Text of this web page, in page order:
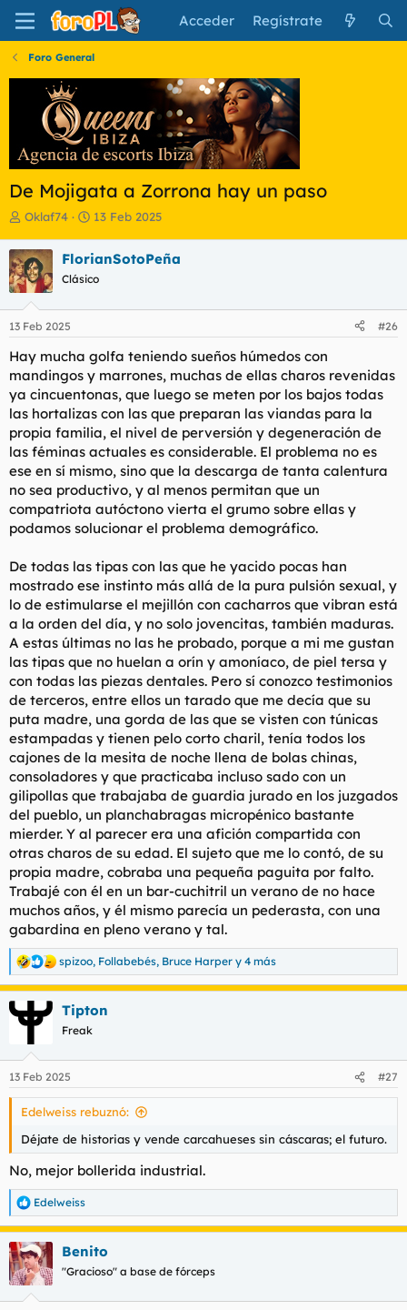
Acceder Regístrate
Foro General
De Mojigata a Zorrona hay un paso
I
i
c
i
a
d
o
d
e
l
t
e
m
a
Oklaf74
F
h
a
e
i
c
i
o
13 Feb 2025
FlorianSotoPeña
Clásico
13 Feb 2025 #26
Hay mucha golfa teniendo sueños húmedos con
mandingos y marrones, muchas de ellas charos revenidas
ya cincuentonas, que luego se meten por los bajos todas
las hortalizas con las que preparan las viandas para la
propia familia, el nivel de perversión y degeneración de
las féminas actuales es considerable. El problema no es
ese en sí mismo, sino que la descarga de tanta calentura
no sea productivo, y al menos permitan que un
compatriota autóctono vierta el grumo sobre ellas y
podamos solucionar el problema demográfico.
De todas las tipas con las que he yacido pocas han
mostrado ese instinto más allá de la pura pulsión sexual, y
lo de estimularse el mejillón con cacharros que vibran está
a la orden del día, y no solo jovencitas, también maduras.
A estas últimas no las he probado, porque a mi me gustan
las tipas que no huelan a orín y amoníaco, de piel tersa y
con todas las piezas dentales. Pero sí conozco testimonios
de terceros, entre ellos un tarado que me decía que su
puta madre, una gorda de las que se visten con túnicas
estampadas y tienen pelo corto charil, tenía todos los
cajones de la mesita de noche llena de bolas chinas,
consoladores y que practicaba incluso sado con un
gilipollas que trabajaba de guardia jurado en los juzgados
del pueblo, un planchabragas micropénico bastante
mierder. Y al parecer era una afición compartida con
otras charos de su edad. El sujeto que me lo contó, de su
propia madre, cobraba una pequeña paguita por falto.
Trabajé con él en un bar-cuchitril un verano de no hace
muchos años, y él mismo parecía un pederasta, con una
gabardina en pleno verano y tal.
R
e
a
c
c
e
s
spizoo, Follabebés, Bruce Harper y 4 más
Tipton
Freak
13 Feb 2025 #27
Edelweiss rebuznó:
Déjate de historias y vende carcahueses sin cáscaras; el futuro.
No, mejor bollerida industrial.
R
e
a
c
c
i
Edelweiss
Benito
"Gracioso" a base de fórceps